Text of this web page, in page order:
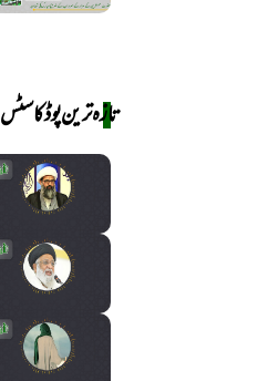
تازہ ترین پوڈکاسٹس